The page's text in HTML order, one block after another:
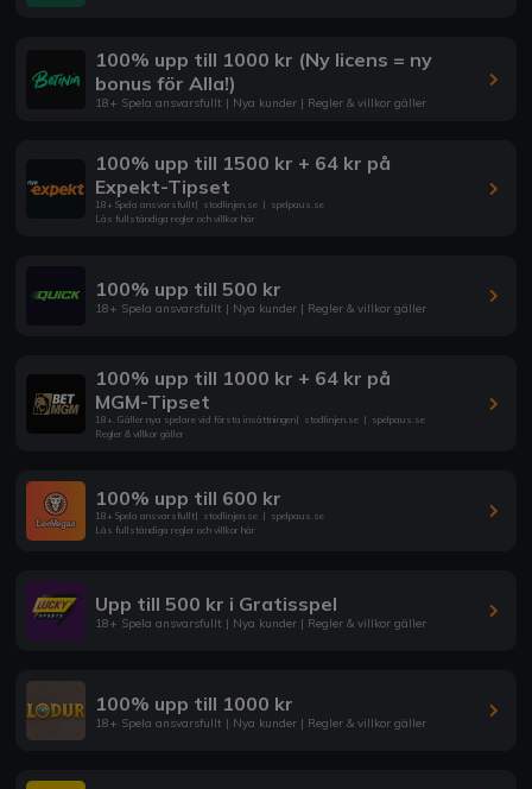
100% upp till 1000 kr (Ny licens = ny
bonus för Alla!)
18+ Spela ansvarsfullt | Nya kunder | Regler & villkor gäller
100% upp till 1500 kr + 64 kr på
Expekt-Tipset
18+ Spela ansvarsfullt| stodlinjen.se | spelpaus.se
Läs fullständiga regler och villkor här
100% upp till 500 kr
18+ Spela ansvarsfullt | Nya kunder | Regler & villkor gäller
100% upp till 1000 kr + 64 kr på
MGM-Tipset
18+. Gäller nya spelare vid första insättningen| stodlinjen.se | spelpaus.se
Regler & villkor gäller
100% upp till 600 kr
18+ Spela ansvarsfullt| stodlinjen.se | spelpaus.se
Läs fullständiga regler och villkor här
Upp till 500 kr i Gratisspel
18+ Spela ansvarsfullt | Nya kunder | Regler & villkor gäller
100% upp till 1000 kr
18+ Spela ansvarsfullt | Nya kunder | Regler & villkor gäller